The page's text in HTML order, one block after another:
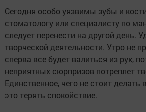
Сегодня особо уязвимы зубы и
стоматологу или специалисту по
следует перенести на другой день.
творческой деятельности. Утро не
сперва все будет валиться из рук,
неприятных сюрпризов потреплет
Единственное, чего не стоит делать
это терять спокойствие.